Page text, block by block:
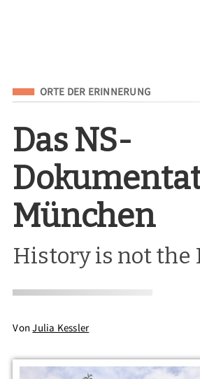
Eingeordnet unter
ORTE DER ERINNERUNG
Das NS-
München
History is not the
VonJulia Kessler